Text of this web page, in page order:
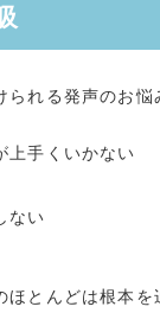
られる発声のお悩
上手くいかない
ない
ほとんどは根本を